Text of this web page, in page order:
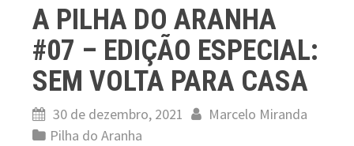
A PILHA DO ARANHA
#07 – EDIÇÃO ESPECIAL:
SEM VOLTA PARA CASA
30 de dezembro, 2021
Marcelo Miranda
Pilha do Aranha